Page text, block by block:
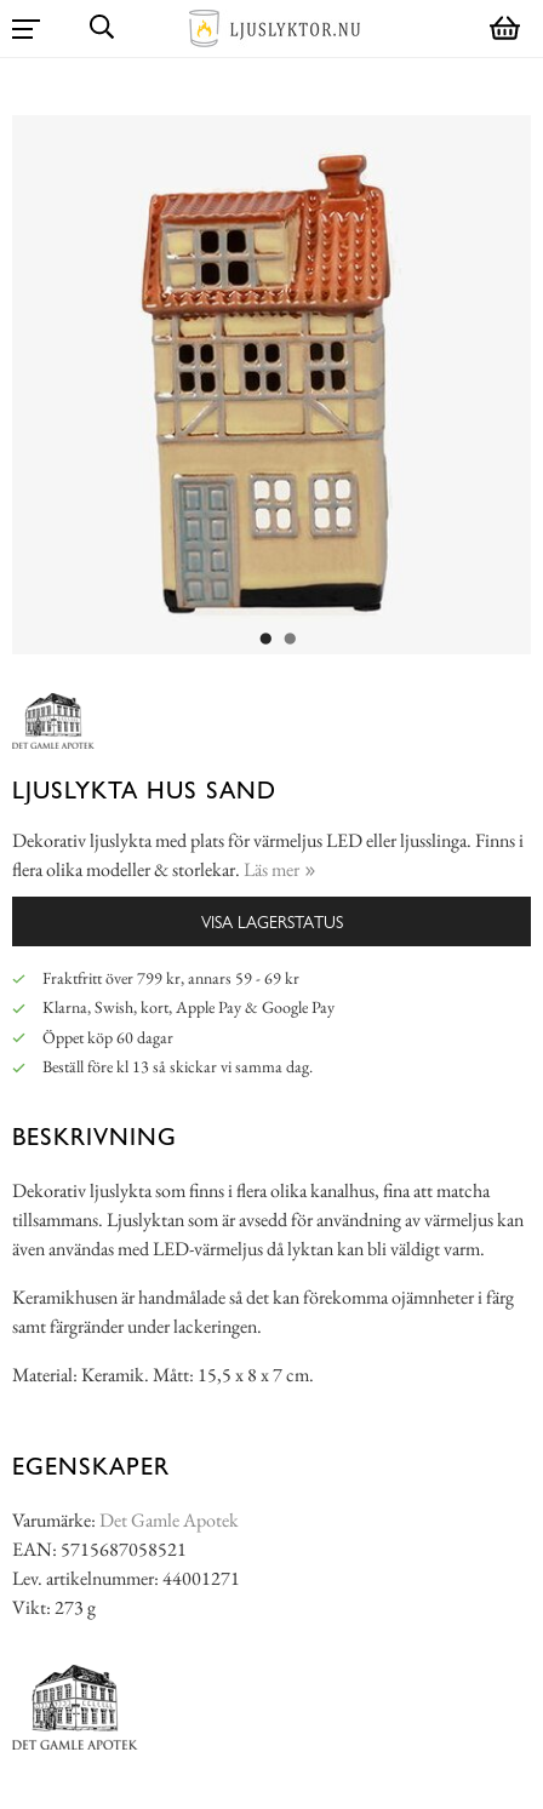
LJUSLYKTA HUS SAND
Dekorativ ljuslykta med plats för värmeljus LED eller ljusslinga. Finns i
flera olika modeller & storlekar. Läs mer
VISA LAGERSTATUS
Fraktfritt över 799 kr, annars 59 - 69 kr
Klarna, Swish, kort, Apple Pay & Google Pay
Öppet köp 60 dagar
Beställ före kl 13 så skickar vi samma dag.
BESKRIVNING
Dekorativ ljuslykta som finns i flera olika kanalhus, fina att matcha
tillsammans. Ljuslyktan som är avsedd för användning av värmeljus kan
även användas med LED-värmeljus då lyktan kan bli väldigt varm.
Keramikhusen är handmålade så det kan förekomma ojämnheter i färg
samt färgränder under lackeringen.
Material: Keramik. Mått: 15,5 x 8 x 7 cm.
EGENSKAPER
Varumärke: Det Gamle Apotek
EAN: 5715687058521
Lev. artikelnummer: 44001271
Vikt: 273 g